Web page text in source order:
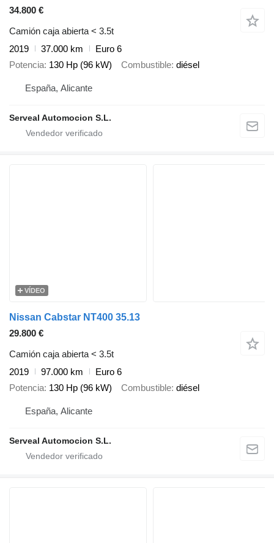
34.800 €
Camión caja abierta < 3.5t
2019
37.000 km
Euro 6
Potencia 130 Hp (96 kW) Combustible diésel
España, Alicante
Serveal Automocion S.L.
VÍDEO
Nissan Cabstar NT400 35.13
29.800 €
Camión caja abierta < 3.5t
2019
97.000 km
Euro 6
Potencia 130 Hp (96 kW) Combustible diésel
España, Alicante
Serveal Automocion S.L.